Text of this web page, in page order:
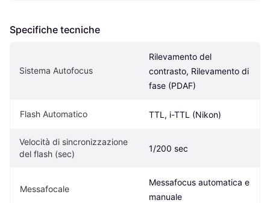
Specifiche tecniche
Sistema Autofocus
Rilevamento del
contrasto, Rilevamento di
fase (PDAF)
Flash Automatico TTL, i-TTL (Nikon)
Velocità di sincronizzazione
del flash (sec)
1/200 sec
Messafocale
Messafocus automatica e
manuale